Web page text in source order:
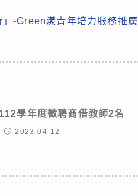
-Green漾青年培力服務推廣
學年度徵聘商借教師2名
2023-04-12